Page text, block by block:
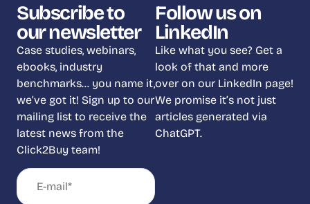
Subscribe to
our newsletter
Case studies, webinars,
ebooks, industry
benchmarks… you name it,
we’ve got it! Sign up to our
mailing list to receive the
latest news from the
Click2Buy team!
Follow us on
LinkedIn
Like what you see? Get a
look of that and more
over on our LinkedIn page!
We promise it’s not just
articles generated via
ChatGPT.